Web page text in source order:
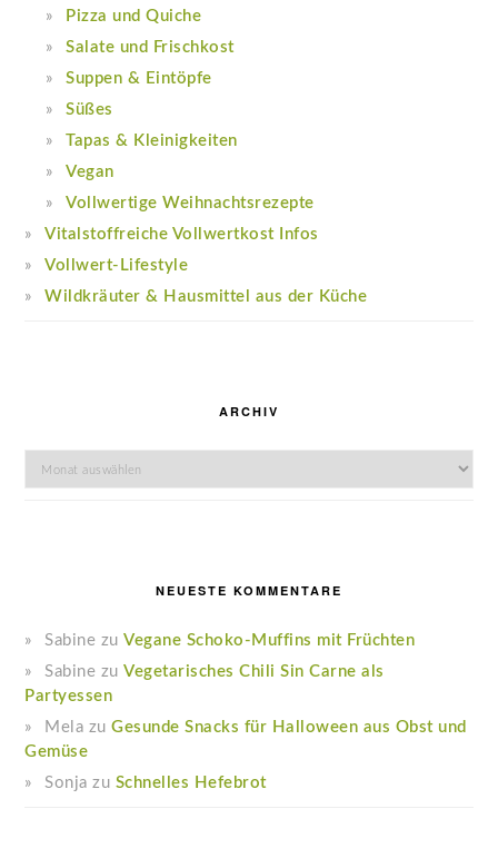
Pizza und Quiche
Salate und Frischkost
Suppen & Eintöpfe
Süßes
Tapas & Kleinigkeiten
Vegan
Vollwertige Weihnachtsrezepte
Vitalstoffreiche Vollwertkost Infos
Vollwert-Lifestyle
Wildkräuter & Hausmittel aus der Küche
ARCHIV
NEUESTE KOMMENTARE
Sabine zuVegane Schoko-Muffins mit Früchten
Sabine zuVegetarisches Chili Sin Carne als
Partyessen
Mela zuGesunde Snacks für Halloween aus Obst und
Gemüse
Sonja zu Schnelles Hefebrot